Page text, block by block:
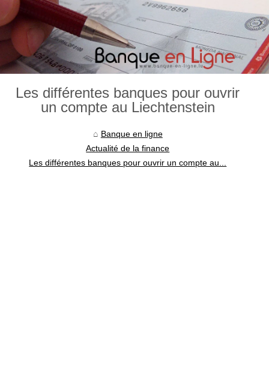
Les différentes banques pour ouvrir
un compte au Liechtenstein
Banque en ligne
Actualité de la finance
Les différentes banques pour ouvrir un compte au...